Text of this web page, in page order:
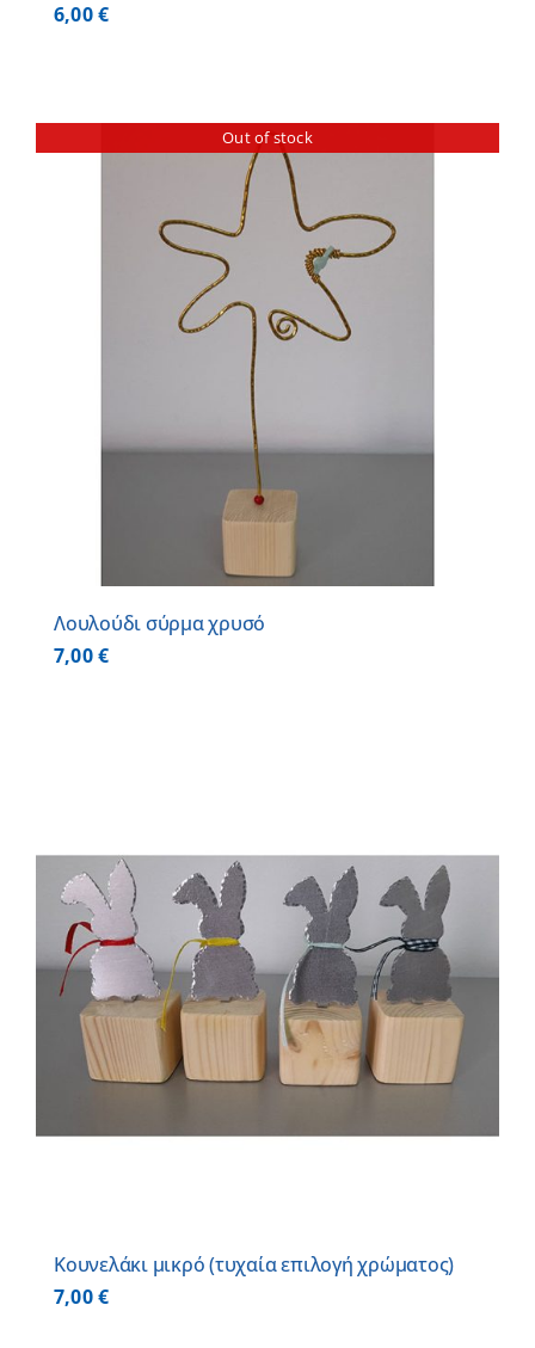
6,00€
Out of stock
Λουλούδι σύρμα χρυσό
7,00€
Κουνελάκι μικρό (τυχαία επιλογή χρώματος)
7,00€